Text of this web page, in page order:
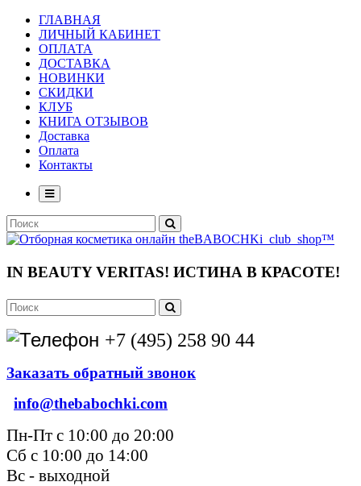
ГЛАВНАЯ
ЛИЧНЫЙ КАБИНЕТ
ОПЛАТА
ДОСТАВКА
НОВИНКИ
СКИДКИ
КЛУБ
КНИГА ОТЗЫВОВ
Доставка
Оплата
Контакты
IN BEAUTY VERITAS! ИСТИНА В КРАСОТЕ!
+7 (495) 258 90 44
Заказать обратный звонок
info@thebabochki.com
Пн-Пт с 10:00 до 20:00
Сб с 10:00 до 14:00
Вс - выходной